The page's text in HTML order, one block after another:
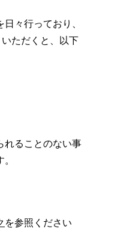
々行っており、
ただくと、以下
れることのない事
を参照ください